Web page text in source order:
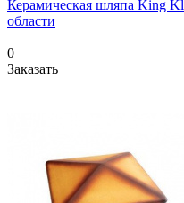
Керамическая шляпа King
области
0
Заказать